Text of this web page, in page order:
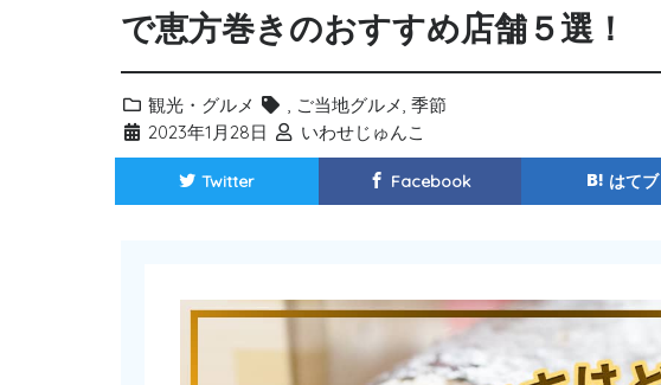
で恵方巻きのおすすめ店舗５選！
観光・グルメ , ご当地グルメ, 季節
2023年1月28日
いわせじゅんこ
Twitter Facebook はてブ